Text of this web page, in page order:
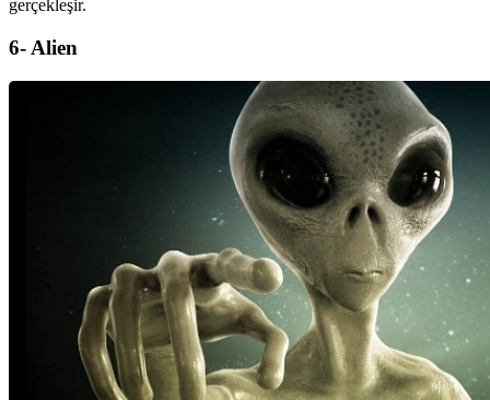
gerçekleşir.
6- Alien